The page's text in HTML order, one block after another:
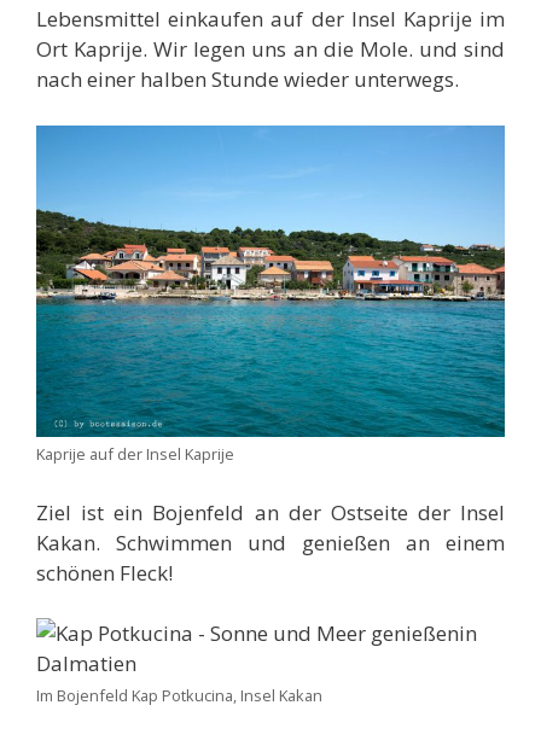
Lebensmittel einkaufen auf der Insel Kaprije im
Ort Kaprije. Wir legen uns an die Mole. und sind
nach einer halben Stunde wieder unterwegs.
Kaprije auf der Insel Kaprije
Ziel ist ein Bojenfeld an der Ostseite der Insel
Kakan. Schwimmen und genießen an einem
schönen Fleck!
Im Bojenfeld Kap Potkucina, Insel Kakan